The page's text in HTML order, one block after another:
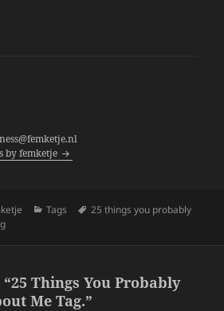
by femketje
Categories
Tags Tags
25 things you probably
Things You Probably
Me Tag.”